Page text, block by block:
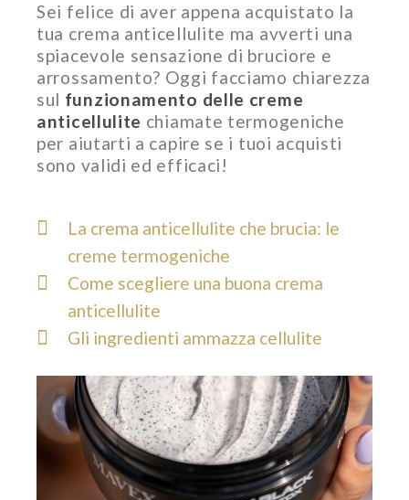
Sei felice di aver appena acquistato la
tua crema anticellulite ma avverti una
spiacevole sensazione di bruciore e
arrossamento? Oggi facciamo chiarezza
sul funzionamento delle creme
anticellulite chiamate termogeniche
per aiutarti a capire se i tuoi acquisti
sono validi ed efficaci!
La crema anticellulite che brucia: le
creme termogeniche
Come scegliere una buona crema
anticellulite
Gli ingredienti ammazza cellulite